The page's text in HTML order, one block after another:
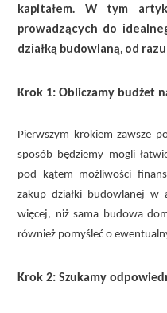
kapitałem. W tym
prowadzących do
działką budowlaną, od
Krok 1: Obliczamy budżet
Pierwszym krokiem zawsze
sposób będziemy mogli
pod kątem możliwości
zakup działki budowlanej w
więcej, niż sama budowa
również pomyśleć o
Krok 2: Szukamy